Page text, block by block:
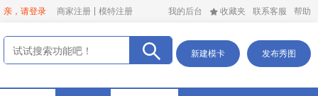
亲，请登录 商家注册 模特注册 我的后台 收藏夹 联系客服 帮助
新建模卡 发布秀图